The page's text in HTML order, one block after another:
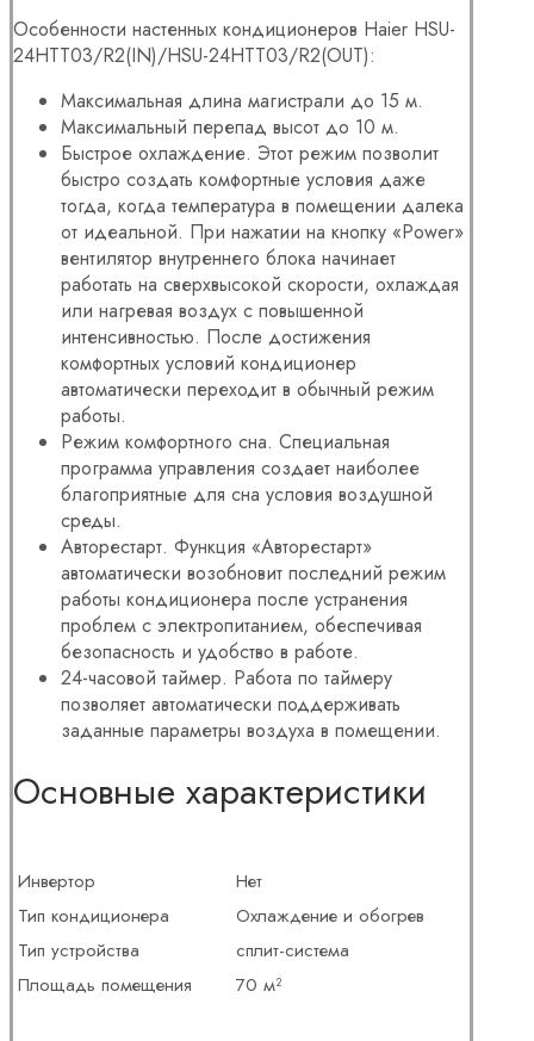
Особенности настенных кондиционеров Haier HSU-
24HTT03/R2(IN)/HSU-24HTT03/R2(OUT):
Максимальная длина магистрали до 15 м.
Максимальный перепад высот до 10 м.
Быстрое охлаждение. Этот режим позволит
быстро создать комфортные условия даже
тогда, когда температура в помещении далека
от идеальной. При нажатии на кнопку «Power»
вентилятор внутреннего блока начинает
работать на сверхвысокой скорости, охлаждая
или нагревая воздух с повышенной
интенсивностью. После достижения
комфортных условий кондиционер
автоматически переходит в обычный режим
работы.
Режим комфортного сна. Специальная
программа управления создает наиболее
благоприятные для сна условия воздушной
среды.
Авторестарт. Функция «Авторестарт»
автоматически возобновит последний режим
работы кондиционера после устранения
проблем с электропитанием, обеспечивая
безопасность и удобство в работе.
24-часовой таймер. Работа по таймеру
позволяет автоматически поддерживать
заданные параметры воздуха в помещении.
Основные характеристики
Инвертор
Нет
Тип кондиционера
Охлаждение и обогрев
Тип устройства
сплит-система
Площадь помещения
70 м²